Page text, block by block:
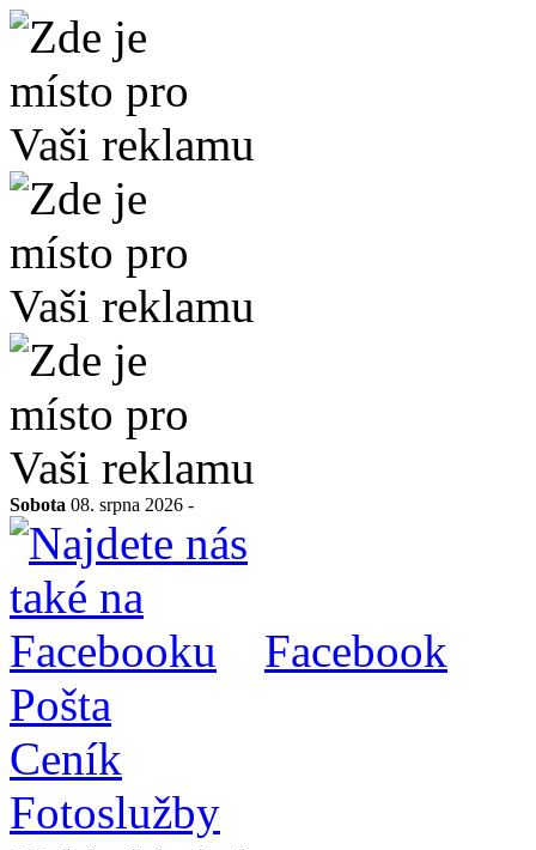
Sobota 08. srpna 2026 -
Facebook
Pošta
Ceník
Fotoslužby